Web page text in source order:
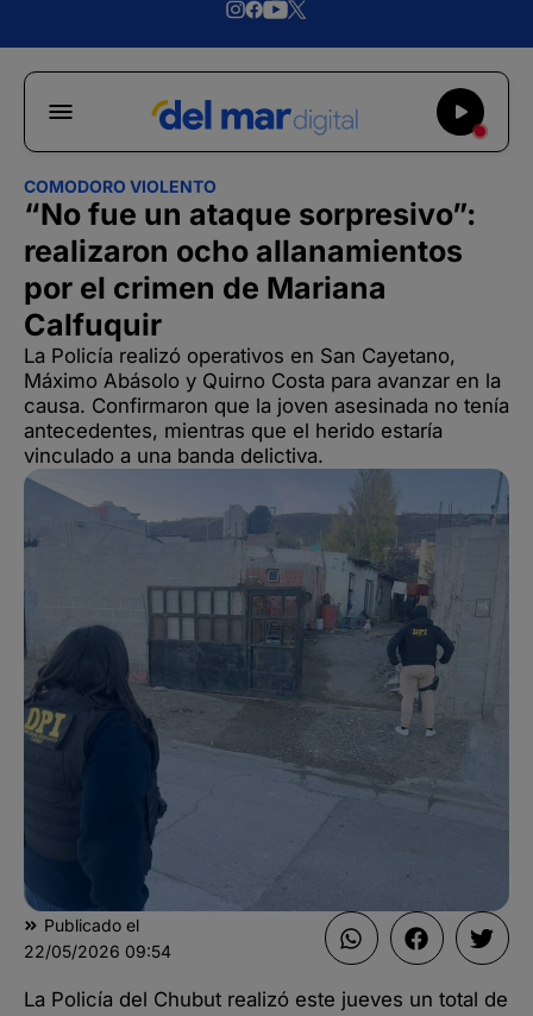
COMODORO VIOLENTO
“No fue un ataque sorpresivo”:
realizaron ocho allanamientos
por el crimen de Mariana
Calfuquir
La Policía realizó operativos en San Cayetano,
Máximo Abásolo y Quirno Costa para avanzar en la
causa. Confirmaron que la joven asesinada no tenía
antecedentes, mientras que el herido estaría
vinculado a una banda delictiva.
Publicado el
22/05/2026 09:54
La Policía del Chubut realizó este jueves un total de